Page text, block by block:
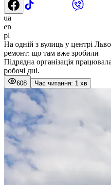
ua
en
pl
На одній з вулиць у центрі
ремонт: що там вже зробили
Підрядна організація
робочі дні.
608 Час читання: 1 хв